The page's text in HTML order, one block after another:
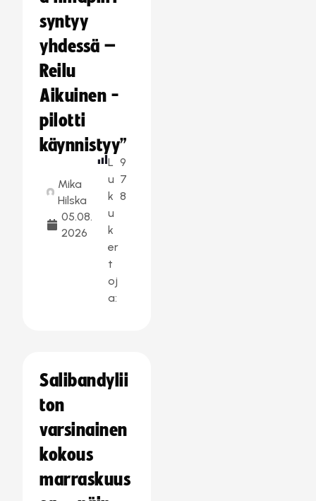
syntyy
yhdessä –
Reilu
Aikuinen -
pilotti
käynnistyy”
Mika
Hilska
05.08.
2026
L
u
k
u
k
er
t
oj
a:
9
7
8
Salibandylii
ton
varsinainen
kokous
marraskuus